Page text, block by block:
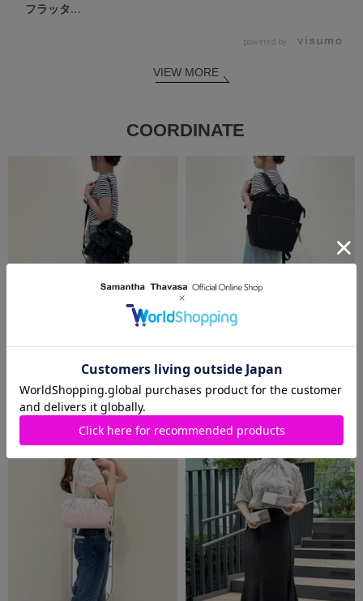
フラッタ...
powered by
VIEW MORE
COORDINATE
2026.08.09
Samantha Thavasa
2026.08.08
Samantha Thavasa